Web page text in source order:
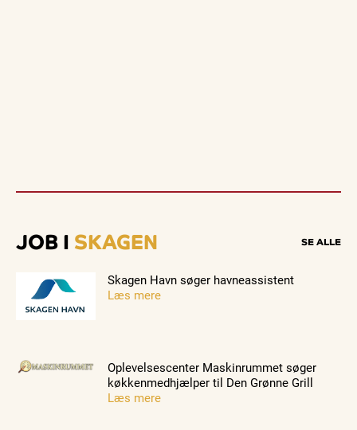
JOB I SKAGEN SE ALLE
Skagen Havn søger havneassistent
Læs mere
Oplevelsescenter Maskinrummet søger
køkkenmedhjælper til Den Grønne Grill
Læs mere